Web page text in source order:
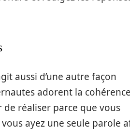
aussi d’une autre façon
adorent la
de réaliser parce que vous
ayez une seule parole